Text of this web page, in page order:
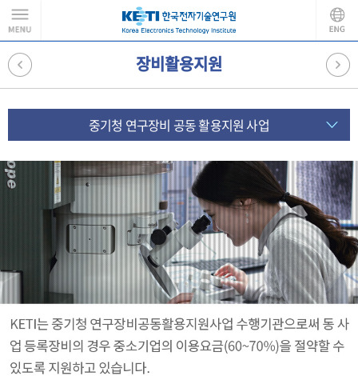
장비활용지원
중기청 연구장비 공동 활용지원 사업